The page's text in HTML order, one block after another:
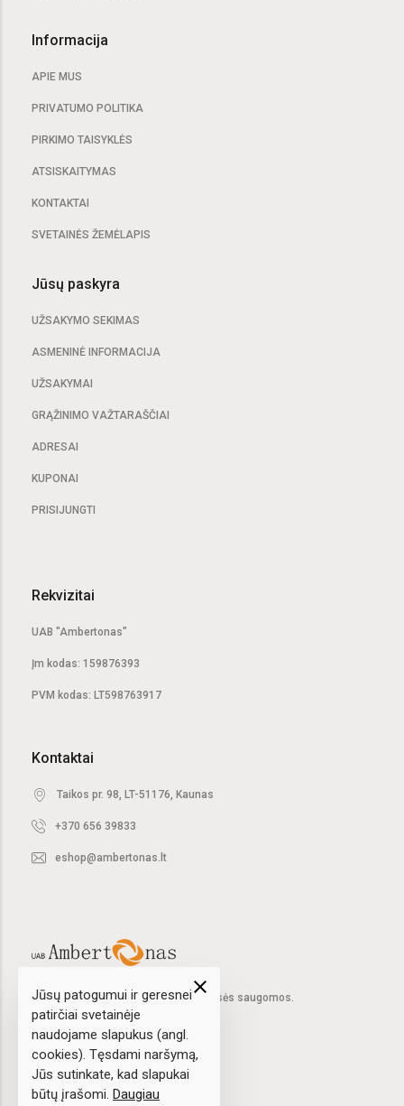
Jūsų patogumui ir geresnei
patirčiai svetainėje
naudojame slapukus (angl.
cookies). Tęsdami naršymą,
Jūs sutinkate, kad slapukai
būtų įrašomi. Daugiau
close
Informacija
APIE MUS
PRIVATUMO POLITIKA
PIRKIMO TAISYKLĖS
ATSISKAITYMAS
KONTAKTAI
SVETAINĖS ŽEMĖLAPIS
Jūsų paskyra
UŽSAKYMO SEKIMAS
ASMENINĖ INFORMACIJA
UŽSAKYMAI
GRĄŽINIMO VAŽTARAŠČIAI
ADRESAI
KUPONAI
PRISIJUNGTI
Rekvizitai
UAB "Ambertonas"
Įm kodas: 159876393
PVM kodas: LT598763917
Kontaktai
Taikos pr. 98, LT-51176, Kaunas
+370 656 39833
eshop@ambertonas.lt
2020 © UAB "Ambertonas". Visos teisės saugomos.
Sprendimas:elPresta.eu